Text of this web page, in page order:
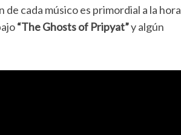
cada músico es primordial a la hora
“The Ghosts of Pripyat”y algún